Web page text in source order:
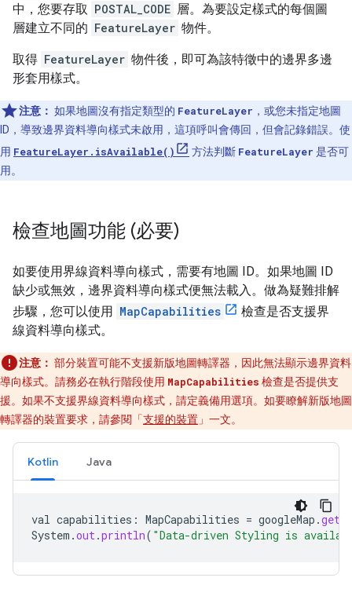
中，您要存取 POSTAL_CODE 層。為要設定樣式的每個圖
層建立不同的 FeatureLayer 物件。
取得 FeatureLayer 物件後，即可為該特徵中的邊界多邊
形套用樣式。
注意： 如果地圖沒有指定類型的 FeatureLayer ，或您未指定地圖
ID，導致邊界資料導向樣式未啟用，這項呼叫會傳回，但會記錄錯誤。使
用 FeatureLayer.isAvailable() 方法判斷 FeatureLayer 是否可
用。
檢查地圖功能 (必要)
如要使用界線資料導向樣式，需要有地圖 ID。如果地圖 ID
缺少或無效，邊界資料導向樣式便無法載入。做為疑難排解
步驟，您可以使用 MapCapabilities
檢查是否支援界
線資料導向樣式。
注意： 部分裝置可能不支援新版地圖轉譯器，因此無法顯示邊界資料
導向樣式。請務必在執行階段使用 MapCapabilities 檢查是否提供支
援。如果不支援界線資料導向樣式，請定義備用選項。如要瞭解新版地圖
轉譯器的裝置要求，請參閱「支援的裝置 」一文。
Kotlin Java
val capabilities : MapCapabilities = googleMap .
System .out.println( "Data-driven Styling is